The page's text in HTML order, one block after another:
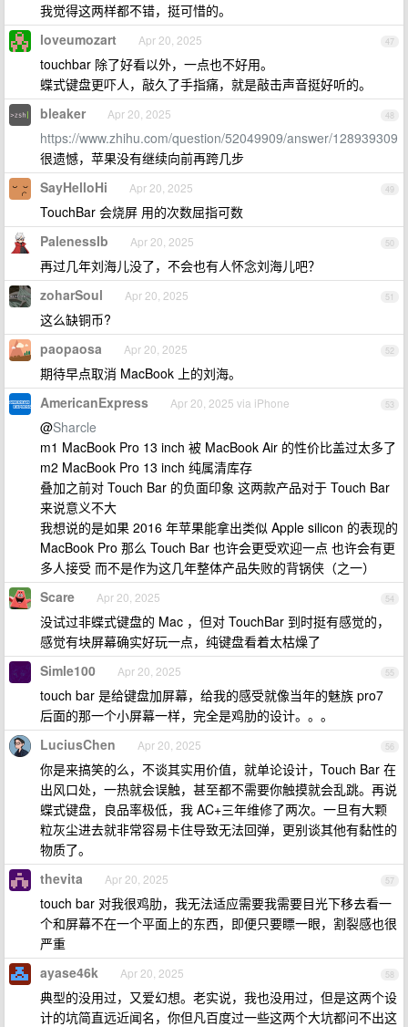
我觉得这两样都不错，挺可惜的。
47
loveumozart Apr 20, 2025
touchbar 除了好看以外，一点也不好用。
蝶式键盘更吓人，敲久了手指痛，就是敲击声音挺好听的。
48
bleaker Apr 20, 2025
https://www.zhihu.com/question/52049909/answer/128939309
很遗憾，苹果没有继续向前再跨几步
49
SayHelloHi Apr 20, 2025
TouchBar 会烧屏 用的次数屈指可数
50
PalenessIb Apr 20, 2025
再过几年刘海儿没了，不会也有人怀念刘海儿吧？
51
zoharSoul Apr 20, 2025
这么缺铜币?
52
paopaosa Apr 20, 2025
期待早点取消 MacBook 上的刘海。
53
AmericanExpress Apr 20, 2025 via iPhone
@Sharcle
m1 MacBook Pro 13 inch 被 MacBook Air 的性价比盖过太多了
m2 MacBook Pro 13 inch 纯属清库存
叠加之前对 Touch Bar 的负面印象 这两款产品对于 Touch Bar
来说意义不大
我想说的是如果 2016 年苹果能拿出类似 Apple silicon 的表现的
MacBook Pro 那么 Touch Bar 也许会更受欢迎一点 也许会有更
多人接受 而不是作为这几年整体产品失败的背锅侠（之一）
54
Scare Apr 20, 2025
没试过非蝶式键盘的 Mac ，但对 TouchBar 到时挺有感觉的，
感觉有块屏幕确实好玩一点，纯键盘看着太枯燥了
55
Simle100 Apr 20, 2025
touch bar 是给键盘加屏幕，给我的感受就像当年的魅族 pro7
后面的那一个小屏幕一样，完全是鸡肋的设计。。。
56
LuciusChen Apr 20, 2025
你是来搞笑的么，不谈其实用价值，就单论设计，Touch Bar 在
出风口处，一热就会误触，甚至都不需要你触摸就会乱跳。再说
蝶式键盘，良品率极低，我 AC+三年维修了两次。一旦有大颗
粒灰尘进去就非常容易卡住导致无法回弹，更别谈其他有黏性的
物质了。
57
thevita Apr 20, 2025
touch bar 对我很鸡肋，我无法适应需要我需要目光下移去看一
个和屏幕不在一个平面上的东西，即便只要瞟一眼，割裂感也很
严重
58
ayase46k Apr 20, 2025
典型的没用过，又爱幻想。老实说，我也没用过，但是这两个设
计的坑简直远近闻名，你但凡百度过一些这两个大坑都问不出这